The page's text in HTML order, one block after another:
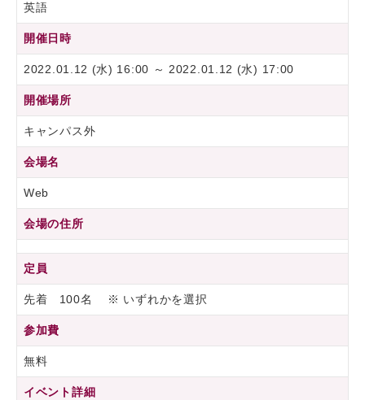
英語
開催日時
2022.01.12 (水) 16:00 ～ 2022.01.12 (水) 17:00
開催場所
キャンパス外
会場名
Web
会場の住所
定員
先着 100名 ※ いずれかを選択
参加費
無料
イベント詳細